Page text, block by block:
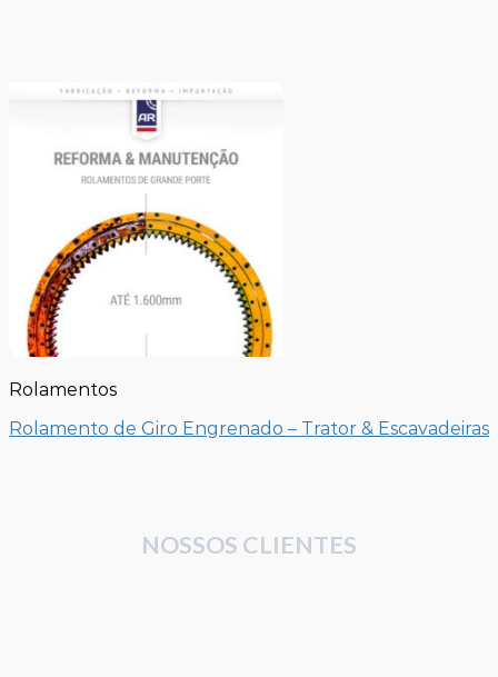
Rolamentos
Rolamento de Giro Engrenado – Trator & Escavadeiras
NOSSOS CLIENTES